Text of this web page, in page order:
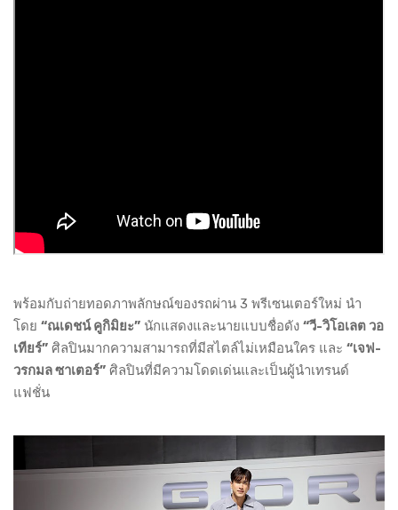
พร้อมกับถ่ายทอดภาพลักษณ์ของรถผ่าน 3 พรีเซนเตอร์ใหม่ นำ
โดย “ณเดชน์ คูกิมิยะ” นักแสดงและนายแบบชื่อดัง “วี-วิโอเลต วอ
เทียร์” ศิลปินมากความสามารถที่มีสไตล์ไม่เหมือนใคร และ “เจฟ-
วรกมล ซาเตอร์” ศิลปินที่มีความโดดเด่นและเป็นผู้นำเทรนด์
แฟชั่น